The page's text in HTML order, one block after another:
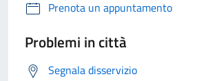
Prenota un appuntamento
Problemi in città
Segnala disservizio